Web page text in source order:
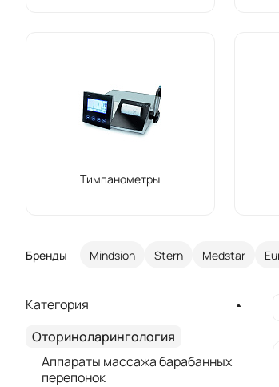
Тимпанометры
Бренды Mindsion Stern Medstar
Категория
Оториноларингология
Аппараты массажа барабанных
перепонок